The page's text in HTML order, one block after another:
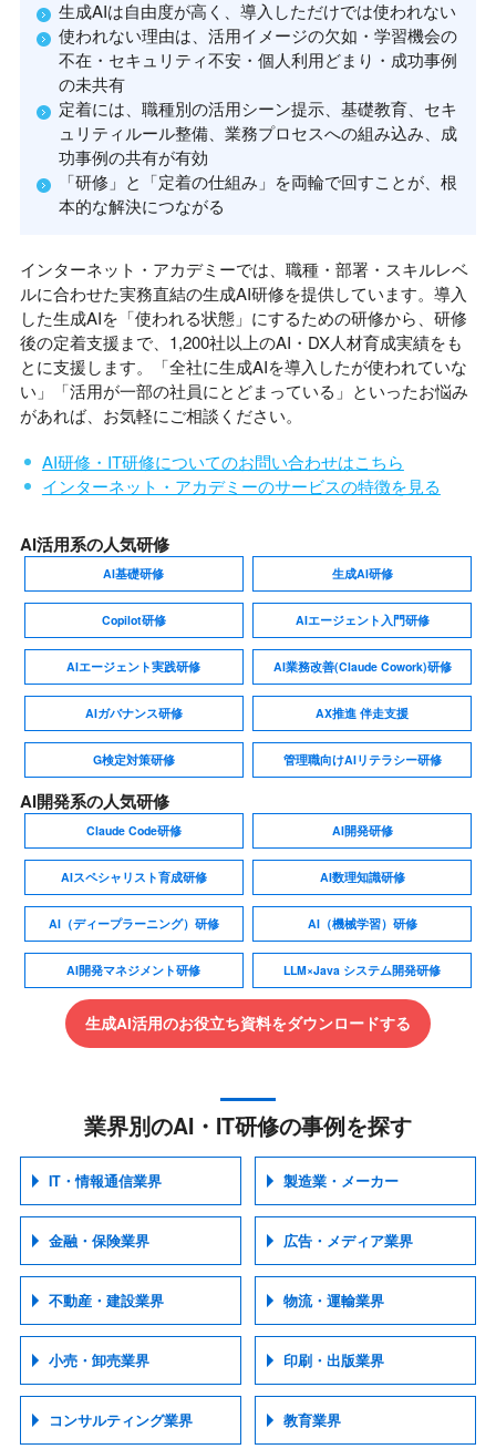
生成AIは自由度が高く、導入しただけでは使われない
使われない理由は、活用イメージの欠如・学習機会の
不在・セキュリティ不安・個人利用どまり・成功事例
の未共有
定着には、職種別の活用シーン提示、基礎教育、セキ
ュリティルール整備、業務プロセスへの組み込み、成
功事例の共有が有効
「研修」と「定着の仕組み」を両輪で回すことが、根
本的な解決につながる
インターネット・アカデミーでは、職種・部署・スキルレベ
ルに合わせた実務直結の生成AI研修を提供しています。導入
した生成AIを「使われる状態」にするための研修から、研修
後の定着支援まで、1,200社以上のAI・DX人材育成実績をも
とに支援します。「全社に生成AIを導入したが使われていな
い」「活用が一部の社員にとどまっている」といったお悩み
があれば、お気軽にご相談ください。
AI研修・IT研修についてのお問い合わせはこちら
インターネット・アカデミーのサービスの特徴を見る
AI活用系の人気研修
AI基礎研修 生成AI研修
Copilot研修 AIエージェント入門研修
AIエージェント実践研修 AI業務改善(Claude Cowork)研修
AIガバナンス研修 AX推進 伴走支援
G検定対策研修 管理職向けAIリテラシー研修
AI開発系の人気研修
Claude Code研修 AI開発研修
AIスペシャリスト育成研修 AI数理知識研修
AI（ディープラーニング）研修 AI（機械学習）研修
AI開発マネジメント研修 LLM×Java システム開発研修
生成AI活用のお役立ち資料をダウンロードする
業界別のAI・IT研修の事例を探す
IT・情報通信業界 製造業・メーカー
金融・保険業界 広告・メディア業界
不動産・建設業界 物流・運輸業界
小売・卸売業界 印刷・出版業界
コンサルティング業界 教育業界